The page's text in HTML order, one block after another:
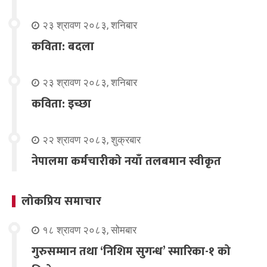
२३ श्रावण २०८३, शनिबार
कविता: बदला
२३ श्रावण २०८३, शनिबार
कविता: इच्छा
२२ श्रावण २०८३, शुक्रबार
नेपालमा कर्मचारीको नयाँ तलबमान स्वीकृत
लोकप्रिय समाचार
१८ श्रावण २०८३, सोमबार
गुरुसम्मान तथा ‘निशिम सुगन्ध’ स्मारिका-१ को